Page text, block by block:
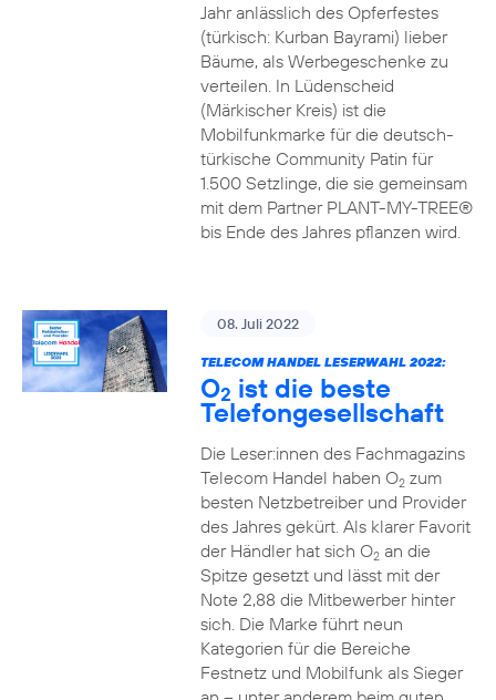
Jahr anlässlich des Opferfestes
(türkisch: Kurban Bayrami) lieber
Bäume, als Werbegeschenke zu
verteilen. In Lüdenscheid
(Märkischer Kreis) ist die
Mobilfunkmarke für die deutsch-
türkische Community Patin für
1.500 Setzlinge, die sie gemeinsam
mit dem Partner PLANT-MY-TREE®
bis Ende des Jahres pflanzen wird.
08. Juli 2022
TELECOM HANDEL LESERWAHL 2022:
O2 ist die beste
Telefongesellschaft
Die Leser:innen des Fachmagazins
Telecom Handel haben O2zum
besten Netzbetreiber und Provider
des Jahres gekürt. Als klarer Favorit
der Händler hat sich O2an die
Spitze gesetzt und lässt mit der
Note 2,88 die Mitbewerber hinter
sich. Die Marke führt neun
Kategorien für die Bereiche
Festnetz und Mobilfunk als Sieger